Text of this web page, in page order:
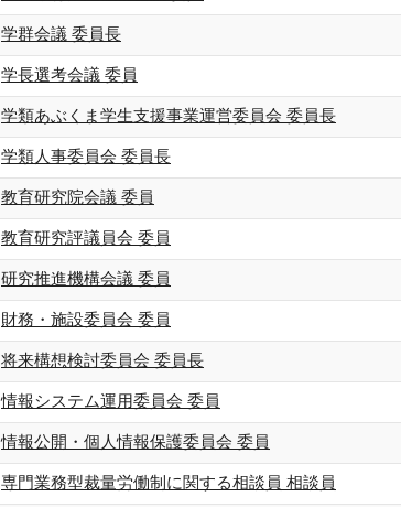
学群会議 委員長
学長選考会議 委員
学類あぶくま学生支援事業運営委員会 委員長
学類人事委員会 委員長
教育研究院会議 委員
教育研究評議員会 委員
研究推進機構会議 委員
財務・施設委員会 委員
将来構想検討委員会 委員長
情報システム運用委員会 委員
情報公開・個人情報保護委員会 委員
専門業務型裁量労働制に関する相談員 相談員